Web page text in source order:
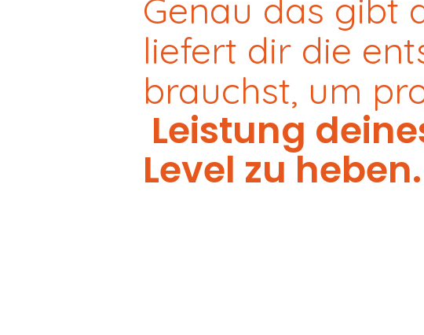
Genau das gibt
liefert dir die
brauchst, um
Leistung
Level zu heben.